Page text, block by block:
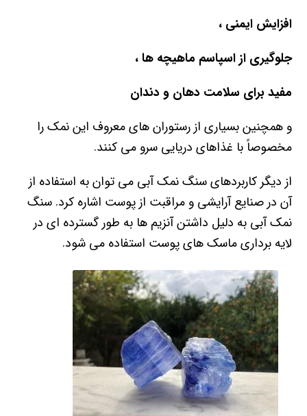
افزایش ایمنی ،
جلوگیری از اسپاسم ماهیچه ها ،
مفید برای سلامت دهان و دندان
و همچنین بسیاری از رستوران های معروف این نمک را
مخصوصاً با غذاهای دریایی سرو می کنند.
از دیگر کاربردهای سنگ نمک آبی می توان به استفاده از
آن در صنایع آرایشی و مراقبت از پوست اشاره کرد. سنگ
نمک آبی به دلیل داشتن آنزیم ها به طور گسترده ای در
لایه برداری ماسک های پوست استفاده می شود.